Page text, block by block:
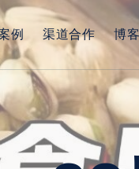
例 渠道合作 博客